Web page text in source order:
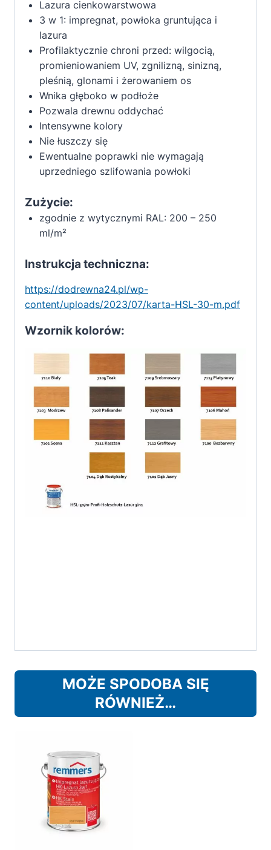
Lazura cienkowarstwowa
3 w 1: impregnat, powłoka gruntująca i
lazura
Profilaktycznie chroni przed: wilgocią,
promieniowaniem UV, zgnilizną, sinizną,
pleśnią, glonami i żerowaniem os
Wnika głęboko w podłoże
Pozwala drewnu oddychać
Intensywne kolory
Nie łuszczy się
Ewentualne poprawki nie wymagają
uprzedniego szlifowania powłoki
Zużycie:
zgodnie z wytycznymi RAL: 200 – 250
ml/m²
Instrukcja techniczna:
https://dodrewna24.pl/wp-
content/uploads/2023/07/karta-HSL-30-m.pdf
Wzornik kolorów:
MOŻE SPODOBA SIĘ
RÓWNIEŻ…